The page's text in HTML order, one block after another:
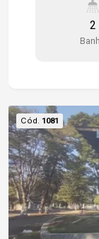
Estamos à
de saber 2
Cód. 1081